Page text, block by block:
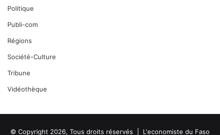
Politique
Publi-com
Régions
Société-Culture
Tribune
Vidéothèque
© Copyright 2026, Tous droits réservés | L'economiste du Faso